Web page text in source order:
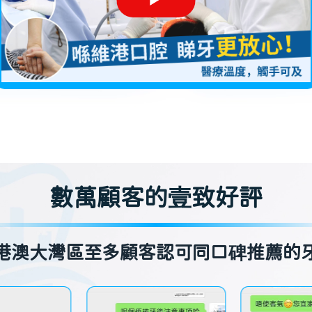
數萬顧客的壹致好評
澳大灣區至多顧客認可同口碑推薦的